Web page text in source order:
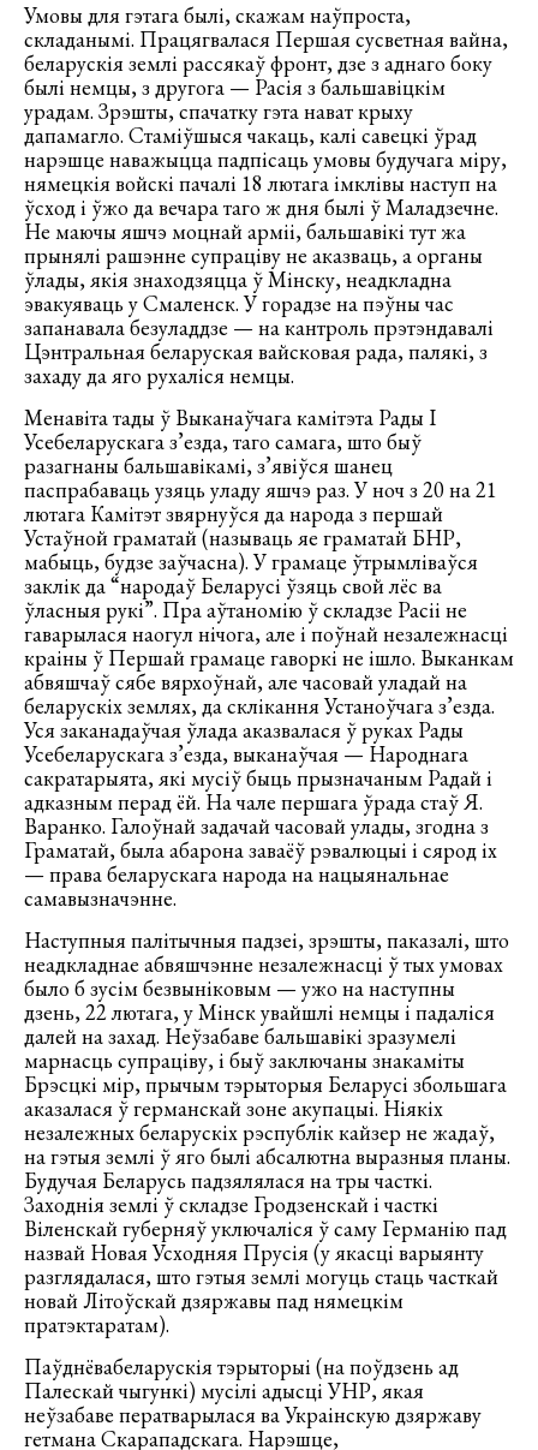
Умовы для гэтага былі, скажам наўпроста,
складанымі. Працягвалася Першая сусветная вайна,
беларускія землі рассякаў фронт, дзе з аднаго боку
былі немцы, з другога — Расія з бальшавіцкім
урадам. Зрэшты, спачатку гэта нават крыху
дапамагло. Стаміўшыся чакаць, калі савецкі ўрад
нарэшце наважыцца падпісаць умовы будучага міру,
нямецкія войскі пачалі 18 лютага імклівы наступ на
ўсход і ўжо да вечара таго ж дня былі ў Маладзечне.
Не маючы яшчэ моцнай арміі, бальшавікі тут жа
прынялі рашэнне супраціву не аказваць, а органы
ўлады, якія знаходзяцца ў Мінску, неадкладна
эвакуяваць у Смаленск. У горадзе на пэўны час
запанавала безуладдзе — на кантроль прэтэндавалі
Цэнтральная беларуская вайсковая рада, палякі, з
захаду да яго рухаліся немцы.
Менавіта тады ў Выканаўчага камітэта Рады I
Усебеларускага з’езда, таго самага, што быў
разагнаны бальшавікамі, з’явіўся шанец
паспрабаваць узяць уладу яшчэ раз. У ноч з 20 на 21
лютага Камітэт звярнуўся да народа з першай
Устаўной граматай (называць яе граматай БНР,
мабыць, будзе заўчасна). У грамаце ўтрымліваўся
заклік да “народаў Беларусі ўзяць свой лёс ва
ўласныя рукі”. Пра аўтаномію ў складзе Расіі не
гаварылася наогул нічога, але і поўнай незалежнасці
краіны ў Першай грамаце гаворкі не ішло. Выканкам
абвяшчаў сябе вярхоўнай, але часовай уладай на
беларускіх землях, да склікання Устаноўчага з’езда.
Уся заканадаўчая ўлада аказвалася ў руках Рады
Усебеларускага з’езда, выканаўчая — Народнага
сакратарыята, які мусіў быць прызначаным Радай і
адказным перад ёй. На чале першага ўрада стаў Я.
Варанко. Галоўнай задачай часовай улады, згодна з
Граматай, была абарона заваёў рэвалюцыі і сярод іх
— права беларускага народа на нацыянальнае
самавызначэнне.
Наступныя палітычныя падзеі, зрэшты, паказалі, што
неадкладнае абвяшчэнне незалежнасці ў тых умовах
было б зусім безвыніковым — ужо на наступны
дзень, 22 лютага, у Мінск увайшлі немцы і падаліся
далей на захад. Неўзабаве бальшавікі зразумелі
марнасць супраціву, і быў заключаны знакаміты
Брэсцкі мір, прычым тэрыторыя Беларусі збольшага
аказалася ў германскай зоне акупацыі. Ніякіх
незалежных беларускіх рэспублік кайзер не жадаў,
на гэтыя землі ў яго былі абсалютна выразныя планы.
Будучая Беларусь падзялялася на тры часткі.
Заходнія землі ў складзе Гродзенскай і часткі
Віленскай губерняў уключаліся ў саму Германію пад
назвай Новая Усходняя Прусія (у якасці варыянту
разглядалася, што гэтыя землі могуць стаць часткай
новай Літоўскай дзяржавы пад нямецкім
пратэктаратам).
Паўднёвабеларускiя тэрыторыі (на поўдзень ад
Палескай чыгункі) мусілі адысці УНР, якая
неўзабаве ператварылася ва Украінскую дзяржаву
гетмана Скарападскага. Нарэшце,